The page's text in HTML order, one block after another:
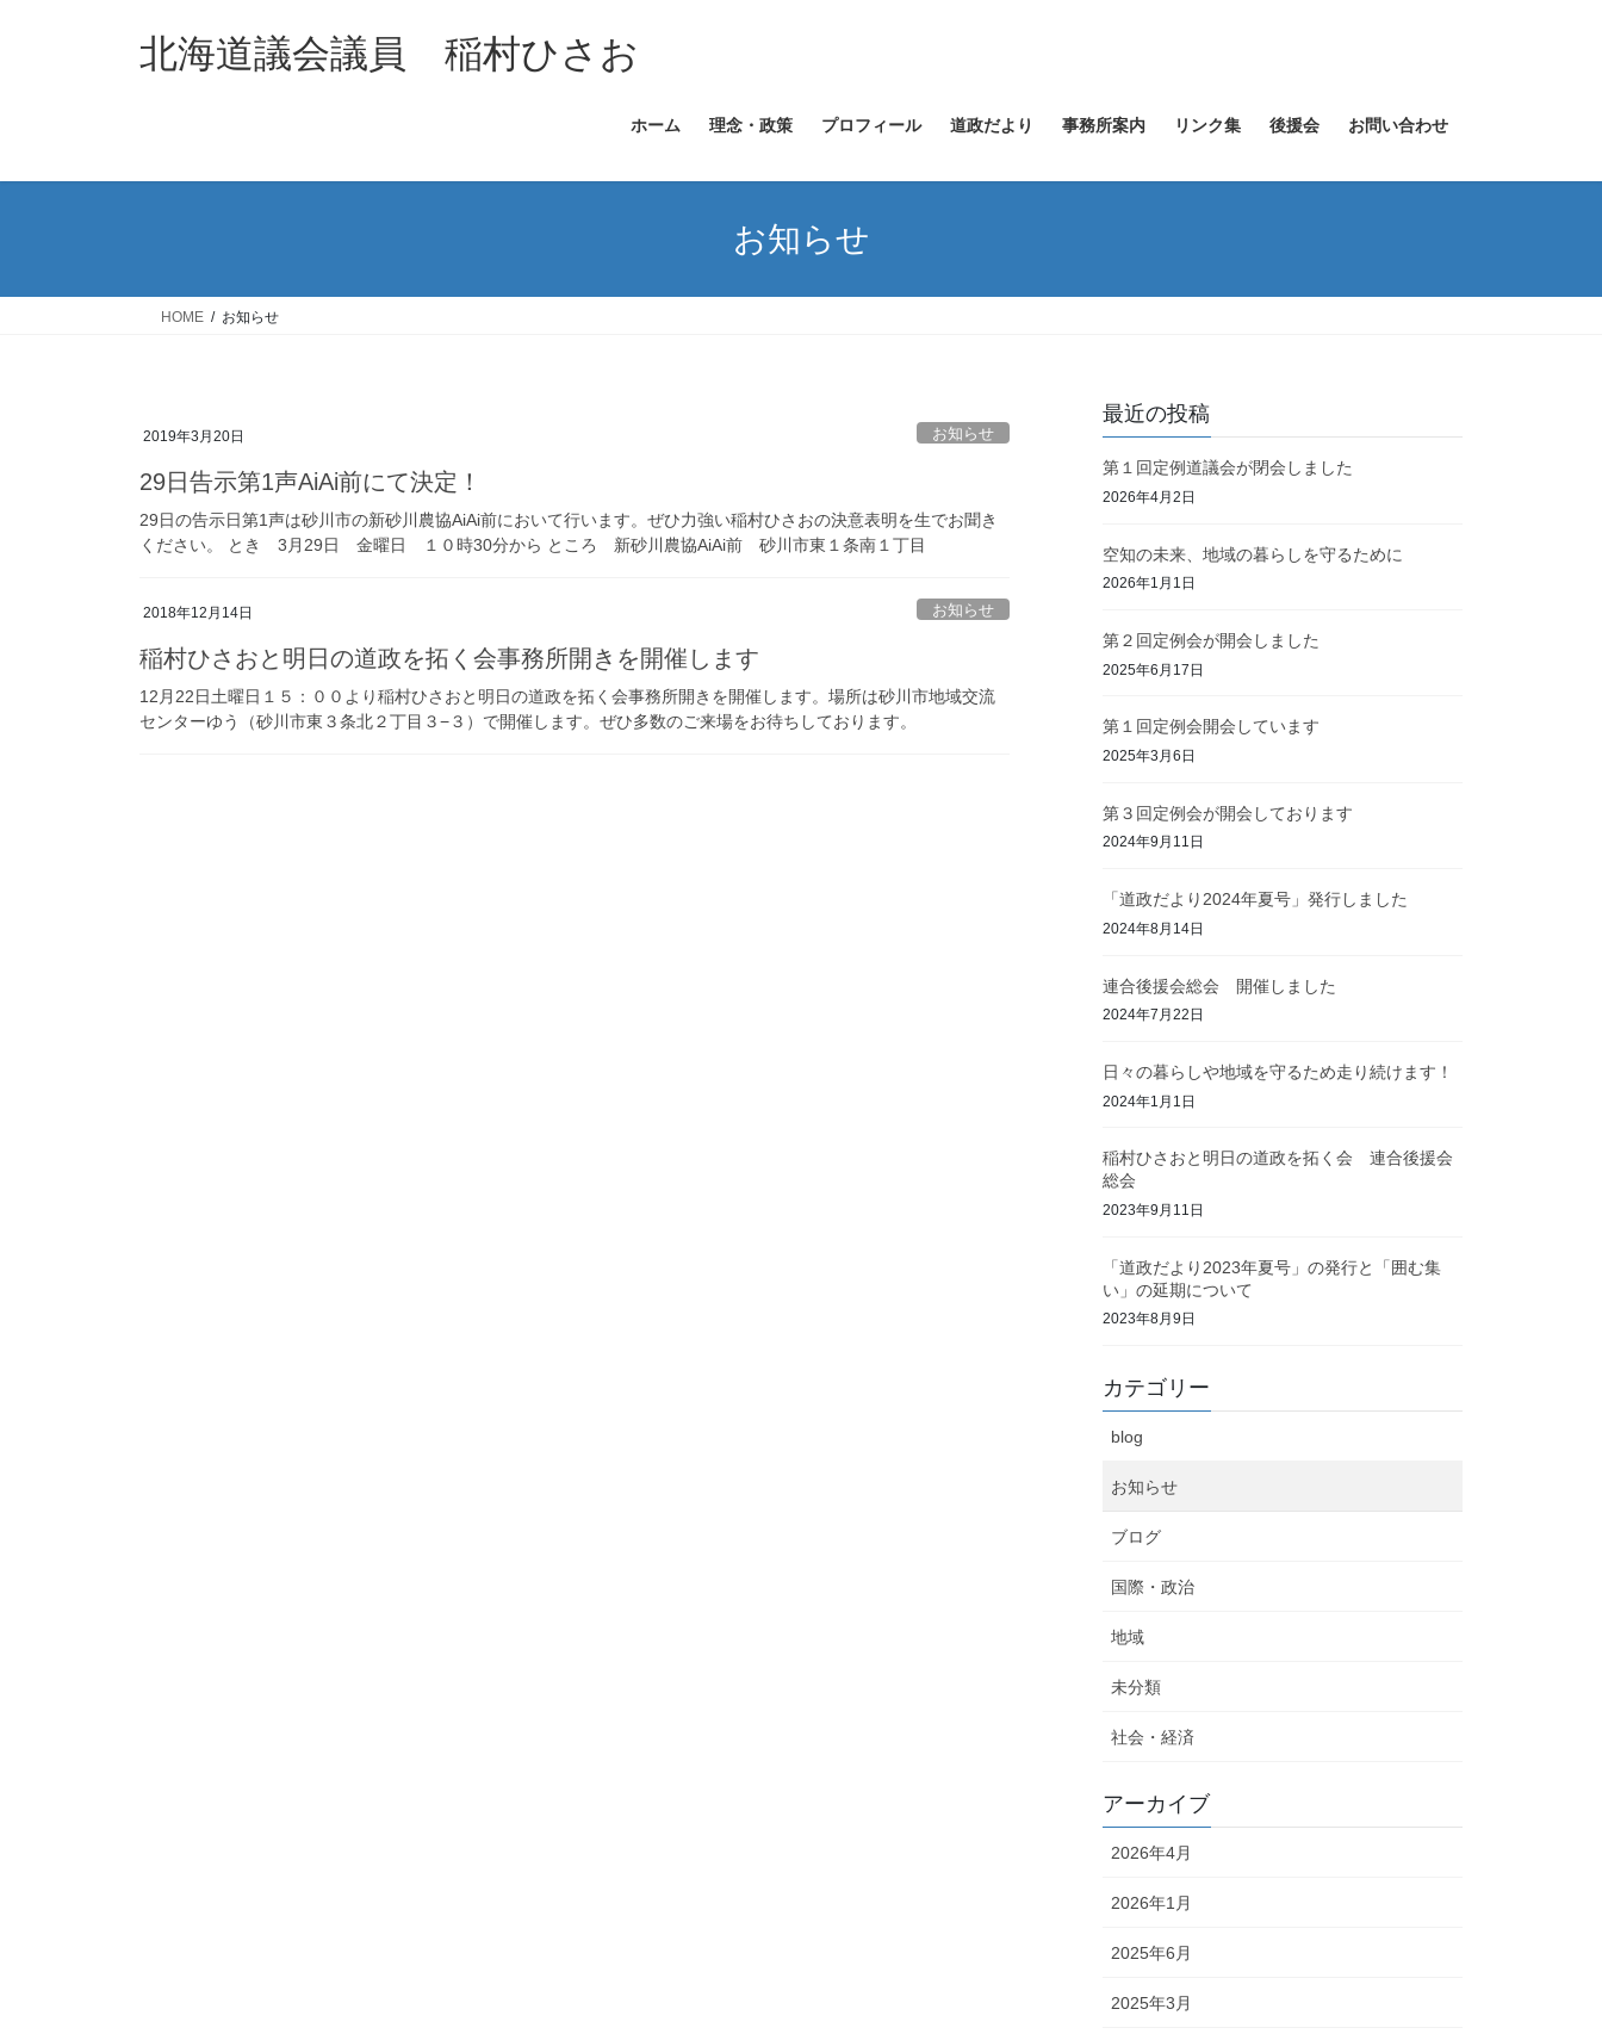
ス
ン
北海道議会議員 稲村ひさお
ホーム 理念・政策 プロフィール 道政だより 事務所案内 リンク集 後援会 お問い合わせ
お知らせ
HOME お知らせ
2019年3月20日 お知らせ
29日告示第1声AiAi前にて決定！
29日の告示日第1声は砂川市の新砂川農協AiAi前において行います。ぜひ力強い稲村ひさおの決意表明を生でお聞き
ください。 とき 3月29日 金曜日 １０時30分から ところ 新砂川農協AiAi前 砂川市東１条南１丁目
2018年12月14日 お知らせ
稲村ひさおと明日の道政を拓く会事務所開きを開催します
12月22日土曜日１５：００より稲村ひさおと明日の道政を拓く会事務所開きを開催します。場所は砂川市地域交流
センターゆう（砂川市東３条北２丁目３−３）で開催します。ぜひ多数のご来場をお待ちしております。
最近の投稿
第１回定例道議会が閉会しました
2026年4月2日
空知の未来、地域の暮らしを守るために
2026年1月1日
第２回定例会が開会しました
2025年6月17日
第１回定例会開会しています
2025年3月6日
第３回定例会が開会しております
2024年9月11日
「道政だより2024年夏号」発行しました
2024年8月14日
連合後援会総会 開催しました
2024年7月22日
日々の暮らしや地域を守るため走り続けます！
2024年1月1日
稲村ひさおと明日の道政を拓く会 連合後援会
総会
2023年9月11日
「道政だより2023年夏号」の発行と「囲む集
い」の延期について
2023年8月9日
カテゴリー
blog
お知らせ
ブログ
国際・政治
地域
未分類
社会・経済
アーカイブ
2026年4月
2026年1月
2025年6月
2025年3月